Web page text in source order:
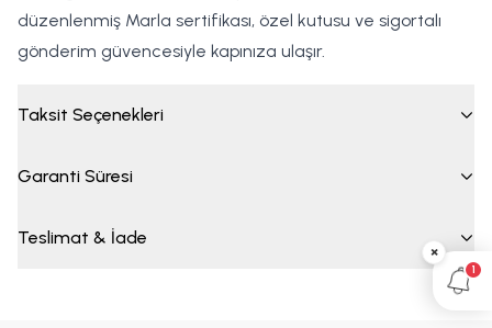
düzenlenmiş Marla sertifikası, özel kutusu ve sigortalı
gönderim güvencesiyle kapınıza ulaşır.
Taksit Seçenekleri
Garanti Süresi
Teslimat & İade
×
1